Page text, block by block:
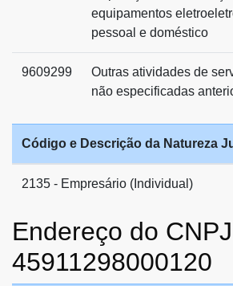
equipamentos
pessoal e doméstico
9609299
Outras atividades de
não especificadas
Código e Descrição da Natureza
2135 - Empresário (Individual)
Endereço do
45911298000120